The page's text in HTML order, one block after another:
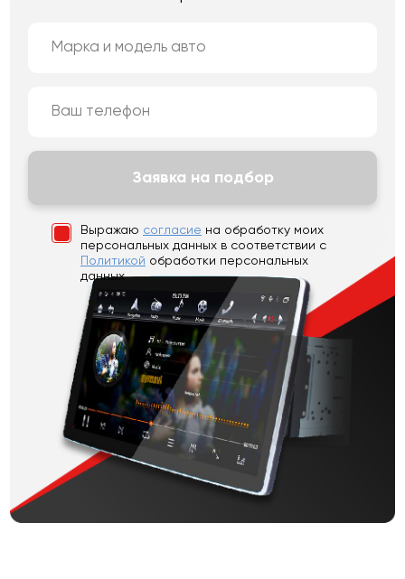
Выражаю согласие на обработку моих
персональных данных в соответствии с
Политикой обработки персональных
данных
Заявка на подбор